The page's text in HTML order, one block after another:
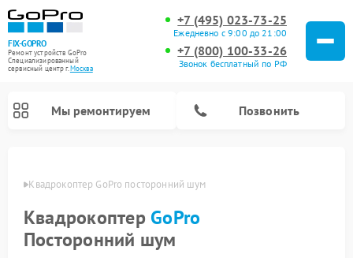
FIX-GOPRO
Ремонт устройств GoPro
Специализированный
cервисный центр г.Москва
+7 (495) 023-73-25
Ежедневно с 9:00 до 21:00
+7 (800) 100-33-26
Звонок бесплатный по РФ
Мы ремонтируем Позвонить
Квадрокоптер GoPro посторонний шум
Квадрокоптер GoPro
Посторонний шум